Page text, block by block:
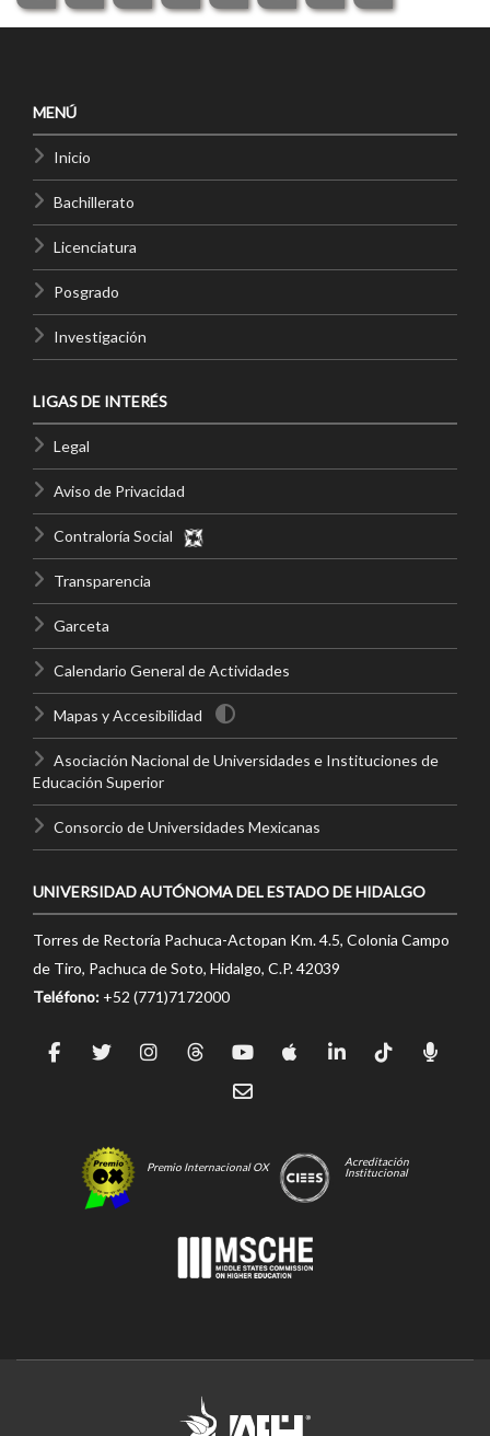
MENÚ
Inicio
Bachillerato
Licenciatura
Posgrado
Investigación
LIGAS DE INTERÉS
Legal
Aviso de Privacidad
Contraloría Social
Transparencia
Garceta
Calendario General de Actividades
Mapas y Accesibilidad
Asociación Nacional de Universidades e Instituciones de
Educación Superior
Consorcio de Universidades Mexicanas
UNIVERSIDAD AUTÓNOMA DEL ESTADO DE HIDALGO
Torres de Rectoría Pachuca-Actopan Km. 4.5, Colonia Campo
de Tiro, Pachuca de Soto, Hidalgo, C.P. 42039
Teléfono: +52 (771)7172000
Premio Internacional OX
Acreditación
Institucional